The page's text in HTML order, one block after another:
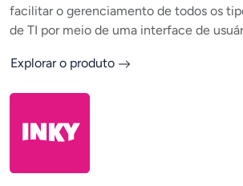
facilitar o gerenciamento de todos os
de TI por meio de uma interface de
Explorar o produto